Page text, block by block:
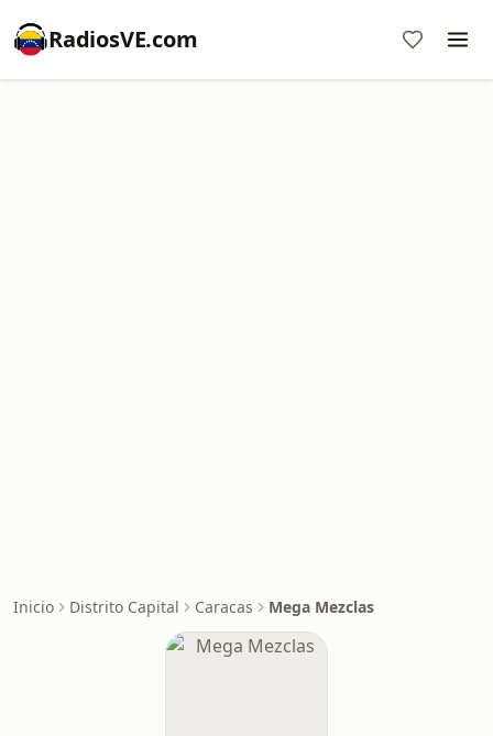
RadiosVE.com
Inicio Distrito Capital Caracas Mega Mezclas